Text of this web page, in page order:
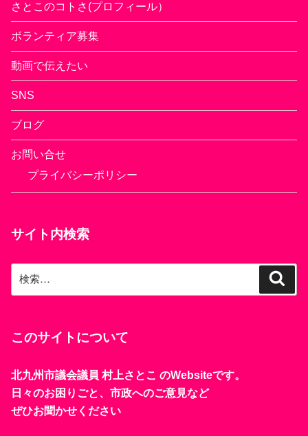
さとこのコトさ(プロフィール）
ボランティア募集
動画で伝えたい
SNS
ブログ
お問い合せ
プライバシーポリシー
サイト内検索
検
このサイトについて
北九州市議会議員 村上さとこ のWebsiteです。
日々のお困りごと、市政へのご意見など
ぜひお聞かせください